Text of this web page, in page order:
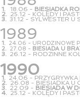
1. 18.06 - BIESIADKA
2. 25.12 - KOLĘDY I
3. 31.12 - SYLWESTER
1989
1. 24.06 - URODZINOWE
2. 27.08 - BIESIADA U
3. 26.12 - RODZINNE
1990
1. 24.06 - PRZYGRYWKA
2. 26.08 - BIESIADKA U
3. 22.09 - BIESIADA W
4. 25.12 - KOLĘDY I